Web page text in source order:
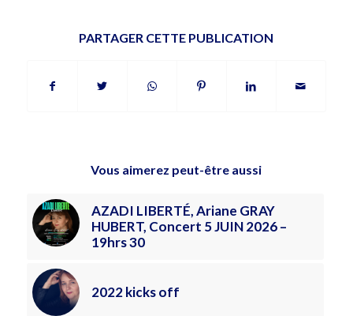
PARTAGER CETTE PUBLICATION
Vous aimerez peut-être aussi
AZADI LIBERTÉ, Ariane GRAY
HUBERT, Concert 5 JUIN 2026 –
19hrs 30
2022 kicks off